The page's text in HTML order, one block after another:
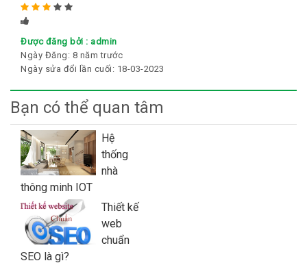
Rated
5
Được đăng bởi : admin
Ngày Đăng: 8 năm trước
Ngày sửa đổi lần cuối: 18-03-2023
Bạn có thể quan tâm
Hệ
thống
nhà
thông minh IOT
Thiết kế
web
chuẩn
SEO là gì?